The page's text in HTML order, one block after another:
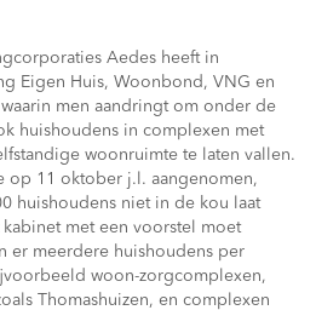
Aedes heeft in
Eigen Huis, Woonbond, VNG en
men aandringt om onder de
huishoudens in complexen met
woonruimte te laten vallen.
op 11 oktober j.l. aangenomen,
huishoudens niet in de kou laat
met een voorstel moet
er meerdere huishoudens per
woon-zorgcomplexen,
Thomashuizen, en complexen